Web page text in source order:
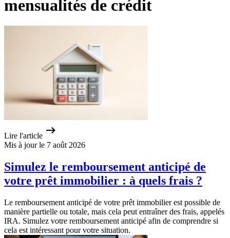
mensualités de crédit
Lire l'article
Mis à jour le 7 août 2026
Simulez le remboursement anticipé de
votre prêt immobilier : à quels frais ?
Le remboursement anticipé de votre prêt immobilier est possible de
manière partielle ou totale, mais cela peut entraîner des frais, appelés
IRA. Simulez votre remboursement anticipé afin de comprendre si
cela est intéressant pour votre situation.